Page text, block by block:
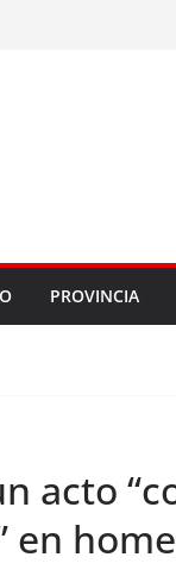
PROVINCIA
acto